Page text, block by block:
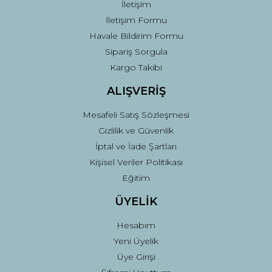
Gönder
İletişim
İletişim Formu
Havale Bildirim Formu
Sipariş Sorgula
Kargo Takibi
ALIŞVERİŞ
Mesafeli Satış Sözleşmesi
Gizlilik ve Güvenlik
İptal ve İade Şartları
Kişisel Veriler Politikası
Eğitim
ÜYELİK
Hesabım
Yeni Üyelik
Üye Girişi